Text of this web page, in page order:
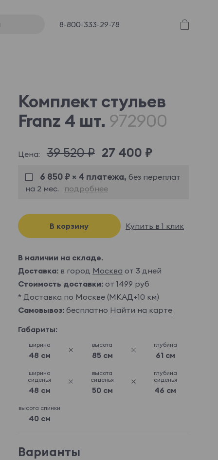
8-800-333-29-78
Комплект стульев
Franz 4 шт. 972900
Цена: 39 520 ₽ 27 400 ₽
6 850 ₽ × 4 платежа, без переплат
на 2 мес.
подробнее
В корзину Купить в 1 клик
В наличии на складе.
Доставка:в город Москва от 3 дней
Стоимость доставки:от 1499 руб
* Доставка по Москве (МКАД+10 км)
Самовывоз:бесплатно Найти на карте
Габариты:
ширина
48 см
высота
85 см
глубина
61 см
ширина
сиденья
48 см
высота
сиденья
50 см
глубина
сиденья
46 см
высота спинки
40 см
Варианты